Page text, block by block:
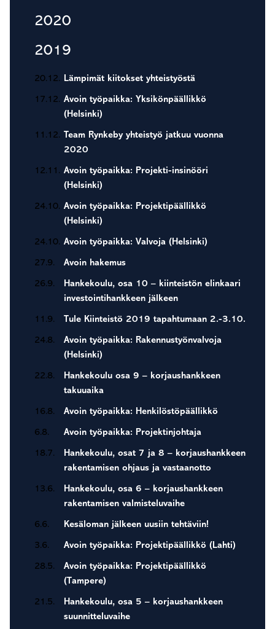
2020
2019
20.12. Lämpimät kiitokset yhteistyöstä
17.12. Avoin työpaikka: Yksikönpäällikkö
(Helsinki)
11.12.
Team Rynkeby yhteistyö jatkuu vuonna
2020
12.11. Avoin työpaikka: Projekti-insinööri
(Helsinki)
24.10. Avoin työpaikka: Projektipäällikkö
(Helsinki)
24.10. Avoin työpaikka: Valvoja (Helsinki)
27.9. Avoin hakemus
26.9.
Hankekoulu, osa 10 – kiinteistön elinkaari
investointihankkeen jälkeen
11.9. Tule Kiinteistö 2019 tapahtumaan 2.-3.10.
24.8.
Avoin työpaikka: Rakennustyönvalvoja
(Helsinki)
22.8.
Hankekoulu osa 9 – korjaushankkeen
takuuaika
16.8. Avoin työpaikka: Henkilöstöpäällikkö
6.8. Avoin työpaikka: Projektinjohtaja
18.7.
Hankekoulu, osat 7 ja 8 – korjaushankkeen
rakentamisen ohjaus ja vastaanotto
13.6.
Hankekoulu, osa 6 – korjaushankkeen
rakentamisen valmisteluvaihe
6.6. Kesäloman jälkeen uusiin tehtäviin!
3.6. Avoin työpaikka: Projektipäällikkö (Lahti)
28.5.
Avoin työpaikka: Projektipäällikkö
(Tampere)
21.5.
Hankekoulu, osa 5 – korjaushankkeen
suunnitteluvaihe